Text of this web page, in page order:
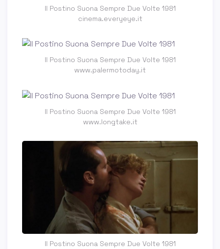
Il Postino Suona Sempre Due Volte 1981
cinema.everyeye.it
Il Postino Suona Sempre Due Volte 1981
www.palermotoday.it
Il Postino Suona Sempre Due Volte 1981
www.longtake.it
Il Postino Suona Sempre Due Volte 1981